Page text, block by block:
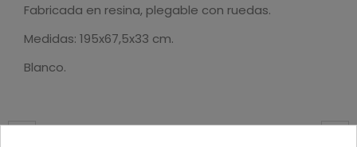
Fabricada en resina, plegable con ruedas.
Medidas: 195x67,5x33 cm.
Blanco.